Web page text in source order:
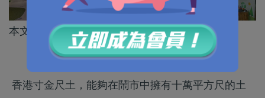
本文作者為建造業議會主席陳家駒
香港寸金尺土，能夠在鬧市中擁有十萬平方尺的土